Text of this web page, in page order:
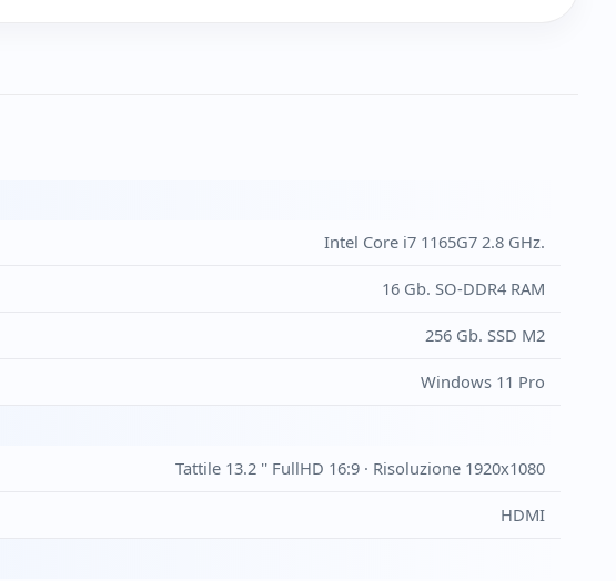
Intel Core i7 1165G7 2.8 GHz.
16 Gb. SO-DDR4 RAM
256 Gb. SSD M2
Windows 11 Pro
Tattile 13.2 '' FullHD 16:9 · Risoluzione 1920x1080
HDMI